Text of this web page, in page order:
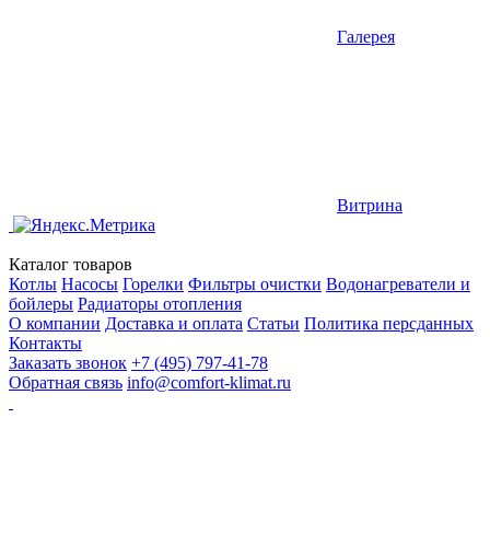
Галерея
Витрина
Каталог товаров
Котлы Насосы Горелки Фильтры очистки Водонагреватели и
бойлеры Радиаторы отопления
О компании Доставка и оплата Статьи Политика персданных
Контакты
Заказать звонок +7 (495) 797-41-78
Обратная связь info@comfort-klimat.ru